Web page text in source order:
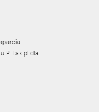
PITax.pl dla